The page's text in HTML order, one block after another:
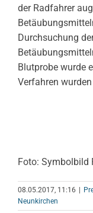
der Radfahrer
Durchsuchung
Blutprobe wurde
Verfahren
Foto: Symbolbild
08.05.2017, 11:16
Neunkirchen